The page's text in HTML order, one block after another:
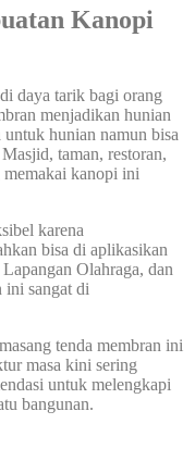
Kanopi
daya tarik bagi orang
menjadikan hunian
untuk hunian namun bisa
taman, restoran,
kanopi ini
karena
bisa di aplikasikan
Olahraga, dan
ini sangat di
tenda membran ini
masa kini sering
untuk melengkapi
bangunan.